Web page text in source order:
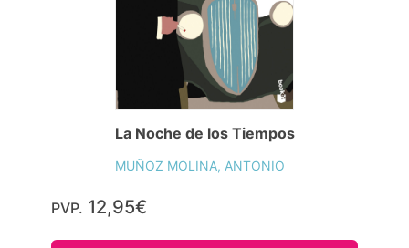
La Noche de los Tiempos
MUÑOZ MOLINA, ANTONIO
PVP. 12,95€